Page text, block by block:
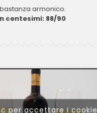
armonico.
centesimi: 88/90
per accettare i cookie